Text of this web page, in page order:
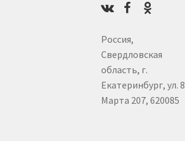
Россия,
Свердловская
область, г.
Екатеринбург, ул. 8
Марта 207, 620085